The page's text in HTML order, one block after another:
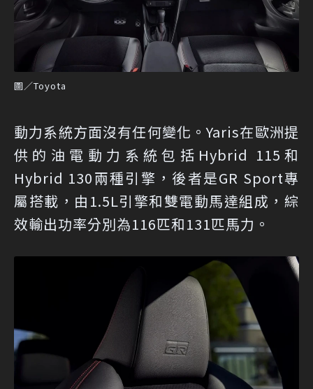
圖／Toyota
動力系統方面沒有任何變化。Yaris在歐洲提
供的油電動力系統包括Hybrid 115和
Hybrid 130兩種引擎，後者是GR Sport專
屬搭載，由1.5L引擎和雙電動馬達組成，綜
效輸出功率分別為116匹和131匹馬力。